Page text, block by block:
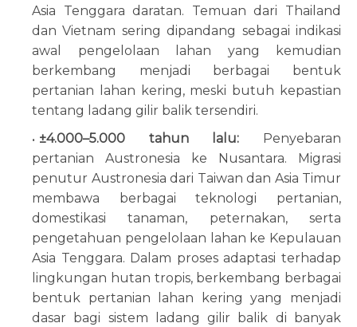
Asia Tenggara daratan. Temuan dari Thailand
dan Vietnam sering dipandang sebagai indikasi
awal pengelolaan lahan yang kemudian
berkembang menjadi berbagai bentuk
pertanian lahan kering, meski butuh kepastian
tentang ladang gilir balik tersendiri.
±4.000–5.000 tahun lalu:
Penyebaran
pertanian Austronesia ke Nusantara. Migrasi
penutur Austronesia dari Taiwan dan Asia Timur
membawa berbagai teknologi pertanian,
domestikasi tanaman, peternakan, serta
pengetahuan pengelolaan lahan ke Kepulauan
Asia Tenggara. Dalam proses adaptasi terhadap
lingkungan hutan tropis, berkembang berbagai
bentuk pertanian lahan kering yang menjadi
dasar bagi sistem ladang gilir balik di banyak